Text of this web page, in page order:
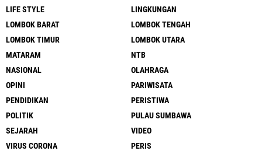
LIFE STYLE
LINGKUNGAN
LOMBOK BARAT
LOMBOK TENGAH
LOMBOK TIMUR
LOMBOK UTARA
MATARAM
NTB
NASIONAL
OLAHRAGA
OPINI
PARIWISATA
PENDIDIKAN
PERISTIWA
POLITIK
PULAU SUMBAWA
SEJARAH
VIDEO
VIRUS CORONA
PERIS